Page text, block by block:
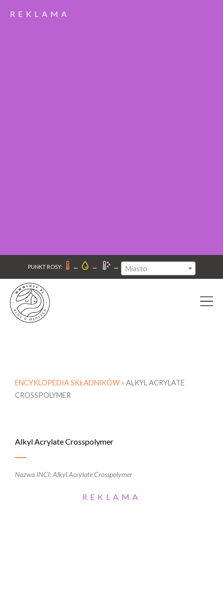
REKLAMA
PUNKT ROSY: – – – Miasto
ENCYKLOPEDIA SKŁADNIKÓW » ALKYL ACRYLATE
CROSSPOLYMER
Alkyl Acrylate Crosspolymer
Nazwa INCI: Alkyl Acrylate Crosspolymer
REKLAMA